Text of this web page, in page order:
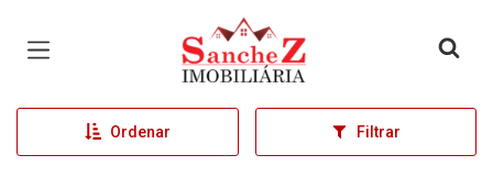
Página inicial
Ordenar Filtrar